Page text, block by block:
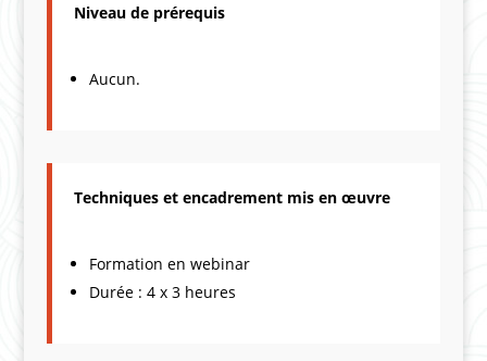
Niveau de prérequis
Aucun.
Techniques et encadrement mis en œuvre
Formation en webinar
Durée : 4 x 3 heures